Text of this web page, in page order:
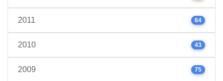
2011 64
2010 43
2009 75